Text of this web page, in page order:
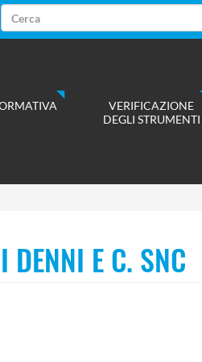
Form
di
Cerca
VERIFICAZIONE
DEGLI STRUMENTI
DENNI E C. SNC